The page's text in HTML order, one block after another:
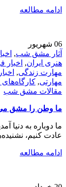
ادامه مطالعه
06 شهریور
آثار مشق شب,
هنری ایران, اخبار
مهارت زندگی,
مهارتی, کارگاه‌های
مقالات مشق شب
ما وطن را مشق
ما دوباره به دنیا
عادت کنیم،
ادامه مطالعه